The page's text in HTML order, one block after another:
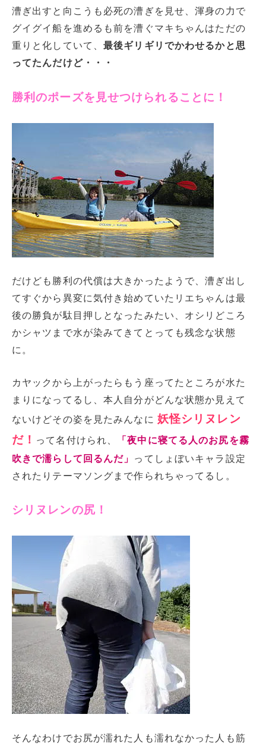
漕ぎ出すと向こうも必死の漕ぎを見せ、渾身の力で
グイグイ船を進めるも前を漕ぐマキちゃんはただの
重りと化していて、最後ギリギリでかわせるかと思
ってたんだけど・・・
勝利のポーズを見せつけられることに！
だけども勝利の代償は大きかったようで、漕ぎ出し
てすぐから異変に気付き始めていたリエちゃんは最
後の勝負が駄目押しとなったみたい、オシリどころ
かシャツまで水が染みてきてとっても残念な状態
に。
カヤックから上がったらもう座ってたところが水た
まりになってるし、本人自分がどんな状態か見えて
ないけどその姿を見たみんなに 妖怪シリヌレン
だ！ って名付けられ、 「夜中に寝てる人のお尻を霧
吹きで濡らして回るんだ」 ってしょぼいキャラ設定
されたりテーマソングまで作られちゃってるし。
シリヌレンの尻！
そんなわけでお尻が濡れた人も濡れなかった人も筋